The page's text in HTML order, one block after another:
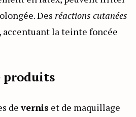
Des réactions cutanées
accentuant la teinte foncée
devernis et de maquillage